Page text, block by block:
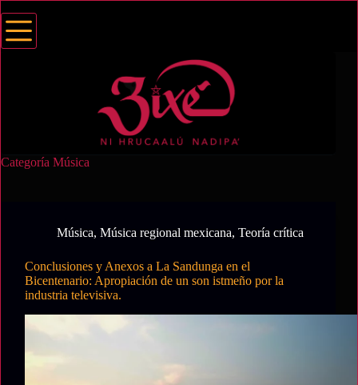
al
contenido
Categoría Música
Música, Música regional mexicana, Teoría crítica
Conclusiones y Anexos a La Sandunga en el
Bicentenario: Apropiación de un son istmeño por la
industria televisiva.